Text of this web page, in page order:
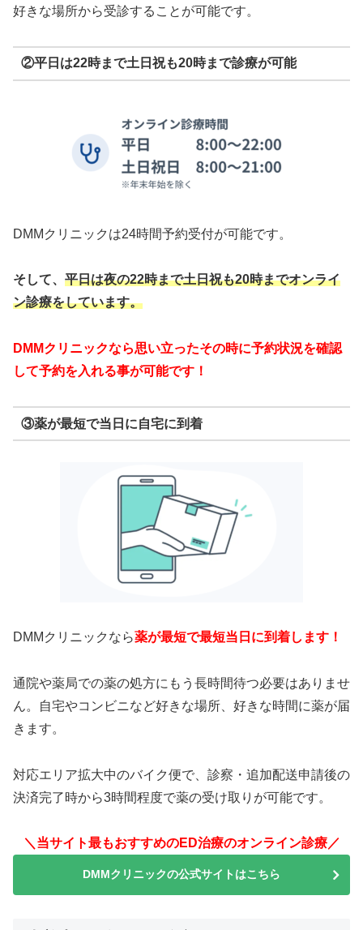
好きな場所から受診することが可能です。
②平日は22時まで土日祝も20時まで診療が可能
DMMクリニックは24時間予約受付が可能です。
そして、 平日は夜の22時まで土日祝も20時までオンライ
ン診療をしています。
DMMクリニックなら思い立ったその時に予約状況を確認
して予約を入れる事が可能です！
③薬が最短で当日に自宅に到着
DMMクリニックなら薬が最短で最短当日に到着します！
通院や薬局での薬の処方にもう長時間待つ必要はありませ
ん。自宅やコンビニなど好きな場所、好きな時間に薬が届
きます。
対応エリア拡大中のバイク便で、診察・追加配送申請後の
決済完了時から3時間程度で薬の受け取りが可能です。
＼当サイト最もおすすめのED治療のオンライン診療／
DMMクリニックの公式サイトはこちら